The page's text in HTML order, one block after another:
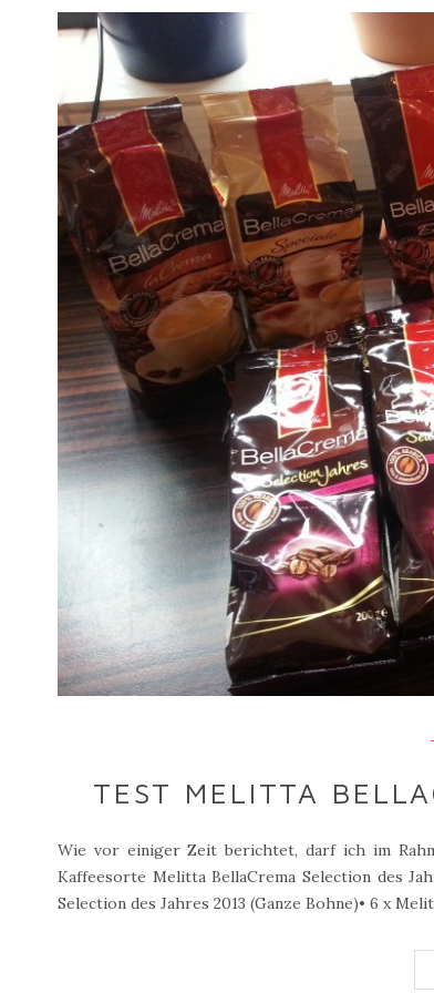
TEST MELITTA
Wie vor einiger Zeit berichtet, darf ich im
Kaffeesorte Melitta BellaCrema Selection des
Selection des Jahres 2013 (Ganze Bohne)• 6 x